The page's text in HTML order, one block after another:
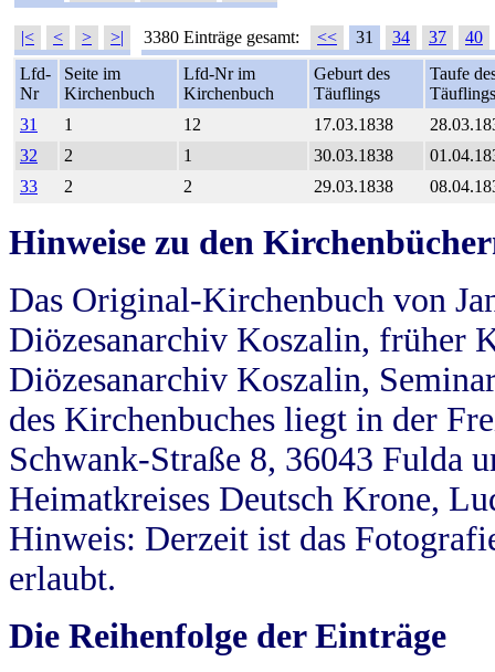
|< < > >| 3380 Einträge gesamt: << 31 34 37
40
Lfd-
Nr
Seite im
Kirchenbuch
Lfd-Nr im
Kirchenbuch
Geburt des
Täuflings
Taufe
Täuflings
31
1 12 17.03.1838
32
2 1 30.03.1838
33
2 2 29.03.1838
Hinweise zu den
Das Original-Kirchenbuch von
Diözesanarchiv Koszalin, früher
Diözesanarchiv Koszalin,
des Kirchenbuches liegt in der
Schwank-Straße 8, 36043 Fulda
Heimatkreises Deutsch Krone,
Hinweis: Derzeit ist das
erlaubt.
Die Reihenfolge der Einträge